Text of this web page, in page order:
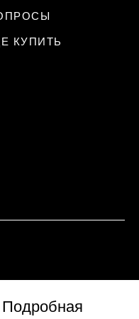
КУПИТЬ
Подробная